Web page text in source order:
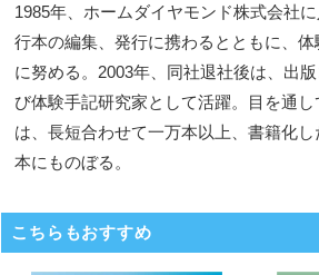
1985年、ホームダイヤモンド株式会社
行本の編集、発行に携わるとともに、
に努める。2003年、同社退社後は、出
び体験手記研究家として活躍。目を通
は、長短合わせて一万本以上、書籍化
本にものぼる。
こちらもおすすめ